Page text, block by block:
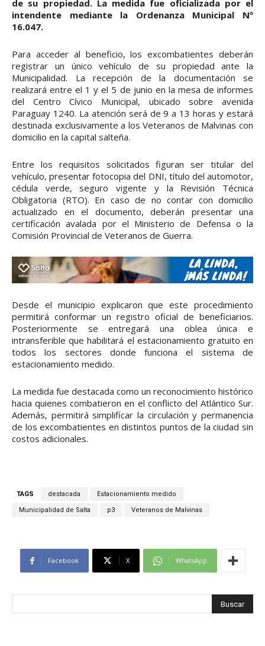
de su propiedad. La medida fue oficializada por el
intendente mediante la Ordenanza Municipal Nº
16.047.
Para acceder al beneficio, los excombatientes deberán
registrar un único vehículo de su propiedad ante la
Municipalidad. La recepción de la documentación se
realizará entre el 1 y el 5 de junio en la mesa de informes
del Centro Cívico Municipal, ubicado sobre avenida
Paraguay 1240. La atención será de 9 a 13 horas y estará
destinada exclusivamente a los Veteranos de Malvinas con
domicilio en la capital salteña.
Entre los requisitos solicitados figuran ser titular del
vehículo, presentar fotocopia del DNI, título del automotor,
cédula verde, seguro vigente y la Revisión Técnica
Obligatoria (RTO). En caso de no contar con domicilio
actualizado en el documento, deberán presentar una
certificación avalada por el Ministerio de Defensa o la
Comisión Provincial de Veteranos de Guerra.
Desde el municipio explicaron que este procedimiento
permitirá conformar un registro oficial de beneficiarios.
Posteriormente se entregará una oblea única e
intransferible que habilitará el estacionamiento gratuito en
todos los sectores donde funciona el sistema de
estacionamiento medido.
La medida fue destacada como un reconocimiento histórico
hacia quienes combatieron en el conflicto del Atlántico Sur.
Además, permitirá simplificar la circulación y permanencia
de los excombatientes en distintos puntos de la ciudad sin
costos adicionales.
TAGS destacada Estacionamiento medido
Municipalidad de Salta p3 Veteranos de Malvinas
Facebook X WhatsApp